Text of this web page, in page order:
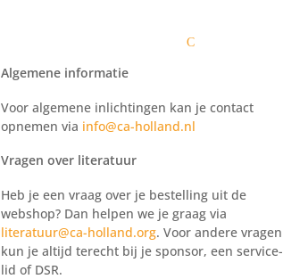
C
Algemene informatie
Voor algemene inlichtingen kan je contact
opnemen via info@ca-holland.nl
Vragen over literatuur
Heb je een vraag over je bestelling uit de
webshop? Dan helpen we je graag via
literatuur@ca-holland.org. Voor andere vragen
kun je altijd terecht bij je sponsor, een service-
lid of DSR.